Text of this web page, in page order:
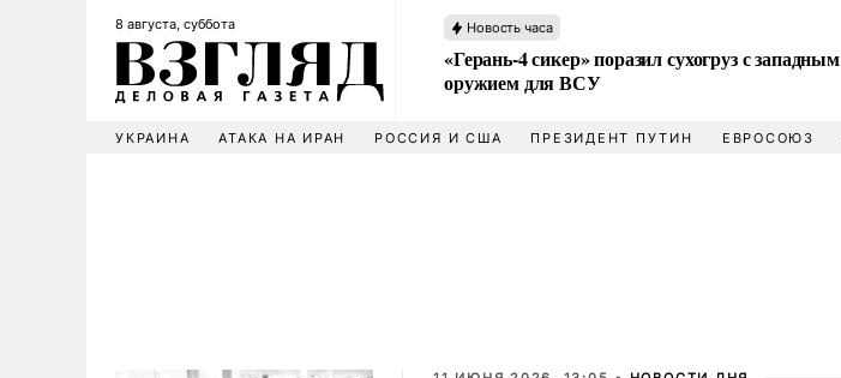
8 августа, суббота Новость часа
«Герань-4 сикер» поразил сухогруз с западным
оружием для ВСУ
УКРАИНА АТАКА НА ИРАН РОССИЯ И США ПРЕЗИДЕНТ ПУТИН ЕВРОСОЮЗ